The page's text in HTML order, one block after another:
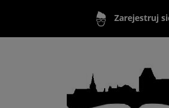
Zarejestruj